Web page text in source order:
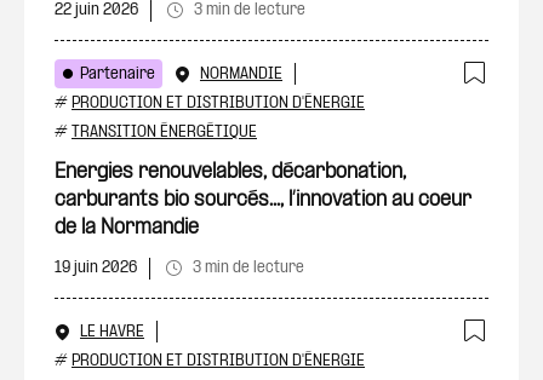
22 juin 2026 3 min de lecture
Partenaire
NORMANDIE
# PRODUCTION ET DISTRIBUTION D'ÉNERGIE
# TRANSITION ÉNERGÉTIQUE
Energies renouvelables, décarbonation,
carburants bio sourcés..., l’innovation au coeur
de la Normandie
19 juin 2026 3 min de lecture
LE HAVRE
# PRODUCTION ET DISTRIBUTION D'ÉNERGIE